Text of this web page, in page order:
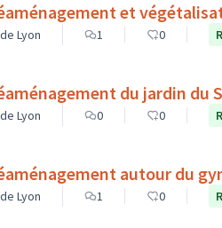
et
Lyon 1 0
du jardin du
Lyon 0 0
autour du
Lyon 1 0